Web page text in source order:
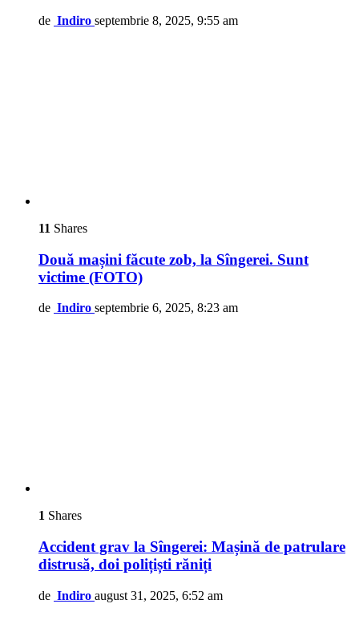
de Indiro septembrie 8, 2025, 9:55 am
11 Shares
Două mașini făcute zob, la Sîngerei. Sunt
victime (FOTO)
de Indiro septembrie 6, 2025, 8:23 am
1 Shares
Accident grav la Sîngerei: Mașină de patrulare
distrusă, doi polițiști răniți
de Indiro august 31, 2025, 6:52 am